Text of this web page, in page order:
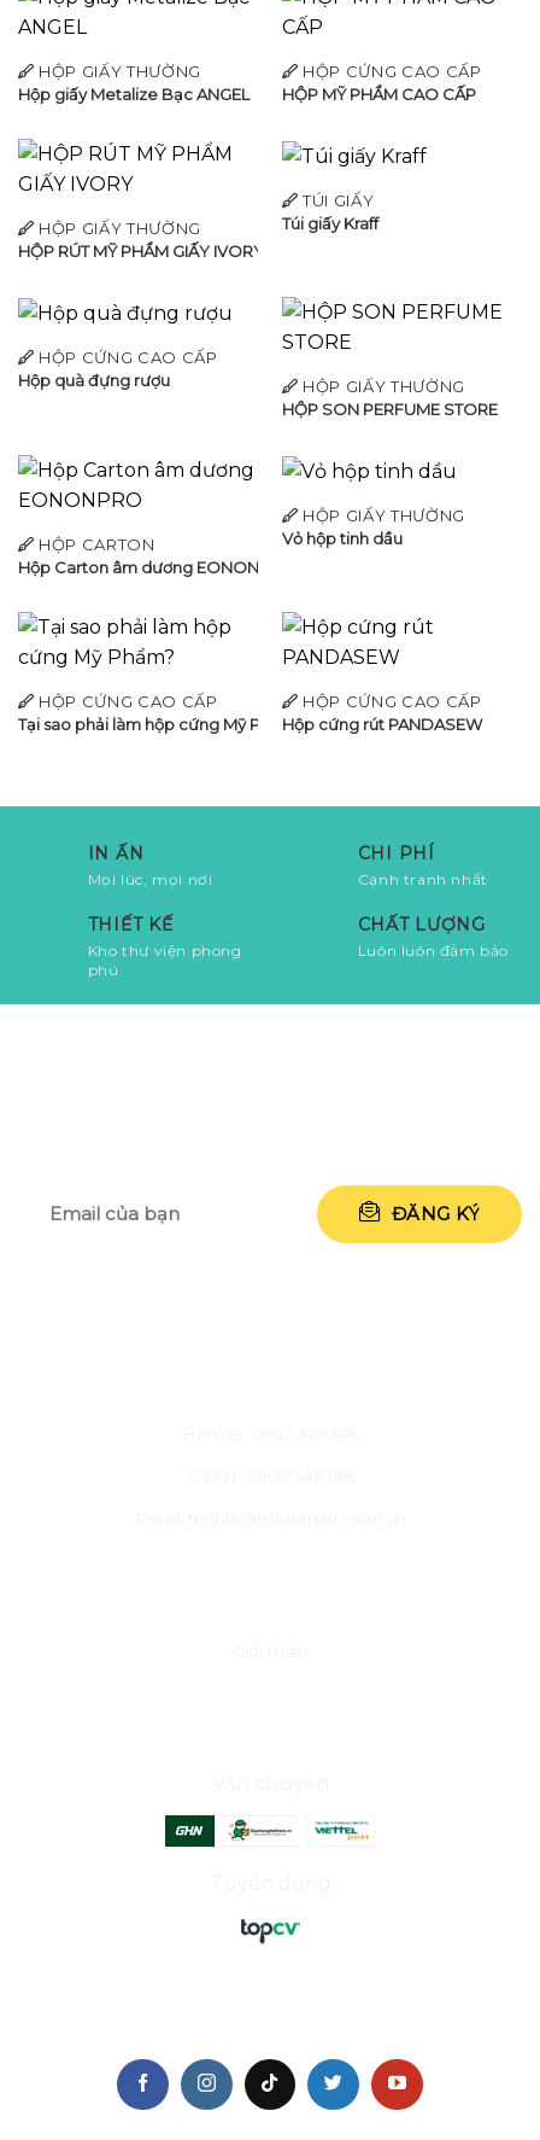
HỘP GIẤY THƯỜNG
Hộp giấy Metalize Bạc ANGEL
HỘP CỨNG CAO CẤP
HỘP MỸ PHẨM CAO CẤP
HỘP GIẤY THƯỜNG
HỘP RÚT MỸ PHẨM GIẤY IVORY
TÚI GIẤY
Túi giấy Kraff
HỘP CỨNG CAO CẤP
Hộp quà đựng rượu
HỘP GIẤY THƯỜNG
HỘP SON PERFUME STORE
HỘP CARTON
Hộp Carton âm dương EONONPRO
HỘP GIẤY THƯỜNG
Vỏ hộp tinh dầu
HỘP CỨNG CAO CẤP
Tại sao phải làm hộp cứng Mỹ Phẩm?
HỘP CỨNG CAO CẤP
Hộp cứng rút PANDASEW
IN ẤN
Mọi lúc, mọi nơi
CHI PHÍ
Cạnh tranh nhất
THIẾT KẾ
Kho thư viện phong
phú
CHẤT LƯỢNG
Luôn luôn đảm bảo